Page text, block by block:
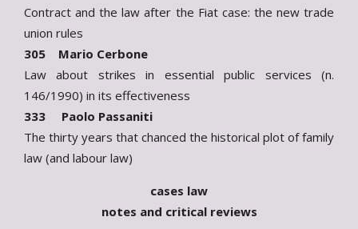
Contract and the law after the Fiat case: the new trade
union rules
305 Mario Cerbone
Law about strikes in essential public services (n.
146/1990) in its effectiveness
333 Paolo Passaniti
The thirty years that chanced the historical plot of family
law (and labour law)
cases law
notes and critical reviews